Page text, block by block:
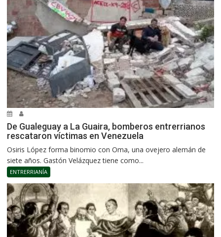
De Gualeguay a La Guaira, bomberos entrerrianos
rescataron víctimas en Venezuela
Osiris López forma binomio con Oma, una ovejero alemán de
siete años. Gastón Velázquez tiene como...
ENTRERRIANÍA